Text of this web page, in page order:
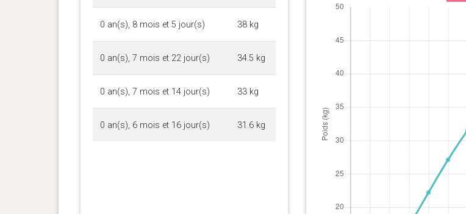
0 an(s), 8 mois et 5 jour(s) 38 kg
0 an(s), 7 mois et 22 jour(s) 34.5 kg
0 an(s), 7 mois et 14 jour(s) 33 kg
0 an(s), 6 mois et 16 jour(s) 31.6 kg